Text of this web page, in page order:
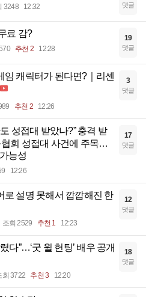
3248 12:32 댓글
료 감?
추천 2 12:28
19
댓글
임 캐릭터가 된다면?｜리센
추천 2 12:26
3
댓글
성접대 받았나?” 충격 받
회 성접대 사건에 주목…
능성
12:26
17
댓글
로 설명 못해서 깝깝해진 한
조회 2529 추천 1 12:23
12
댓글
다”…‘굿 윌 헌팅’ 배우 공개
회 3722 추천 3 12:20
18
댓글